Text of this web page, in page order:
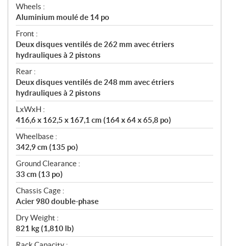
Wheels :
Aluminium moulé de 14 po
Front :
Deux disques ventilés de 262 mm avec étriers
hydrauliques à 2 pistons
Rear :
Deux disques ventilés de 248 mm avec étriers
hydrauliques à 2 pistons
LxWxH :
416,6 x 162,5 x 167,1 cm (164 x 64 x 65,8 po)
Wheelbase :
342,9 cm (135 po)
Ground Clearance :
33 cm (13 po)
Chassis Cage :
Acier 980 double-phase
Dry Weight :
821 kg (1,810 lb)